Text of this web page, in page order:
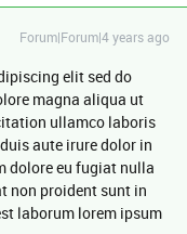
Forum|Forum|4 years ago
elit sed do
magna aliqua ut
ullamco laboris
aute irure dolor in
dolore eu fugiat nulla
non proident sunt in
laborum lorem ipsum